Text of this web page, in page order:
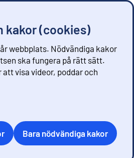
kakor (cookies)
webbplats. Nödvändiga kakor
ska fungera på rätt sätt.
att visa videor, poddar och
Bara nödvändiga kakor